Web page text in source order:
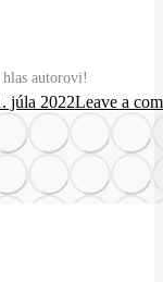
autorovi!
júla 2022Leave a